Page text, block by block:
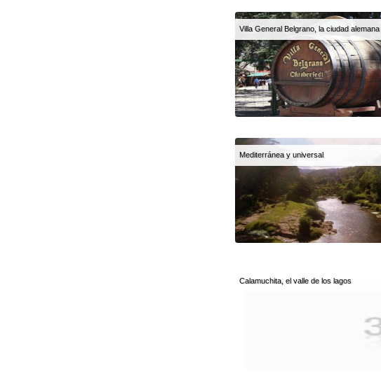
Villa General Belgrano, la ciudad alemana
Mediterránea y universal
Calamuchita, el valle de los lagos